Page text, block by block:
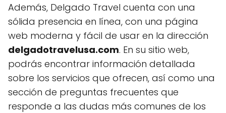
Además, Delgado Travel cuenta con una
sólida presencia en línea, con una página
web moderna y fácil de usar en la dirección
delgadotravelusa.com. En su sitio web,
podrás encontrar información detallada
sobre los servicios que ofrecen, así como una
sección de preguntas frecuentes que
responde a las dudas más comunes de los